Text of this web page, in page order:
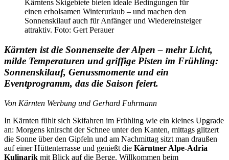
Kärntens Skigebiete bieten ideale Bedingungen für
einen erholsamen Winterurlaub – und machen den
Sonnenskilauf auch für Anfänger und Wiedereinsteiger
attraktiv. Foto: Gert Perauer
Kärnten ist die Sonnenseite der Alpen – mehr Licht,
milde Temperaturen und griffige Pisten im Frühling:
Sonnenskilauf, Genussmomente und ein
Eventprogramm, das die Saison feiert.
Von Kärnten Werbung und Gerhard Fuhrmann
In Kärnten fühlt sich Skifahren im Frühling wie ein kleines Upgrade
an: Morgens knirscht der Schnee unter den Kanten, mittags glitzert
die Sonne über den Gipfeln und am Nachmittag sitzt man draußen
auf einer Hüttenterrasse und genießt die Kärntner Alpe-Adria
Kulinarik mit Blick auf die Berge. Willkommen beim